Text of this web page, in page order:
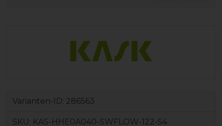
Varianten-ID: 286563
SKU: KAS-HHE0A040-SWFLOW-122-54